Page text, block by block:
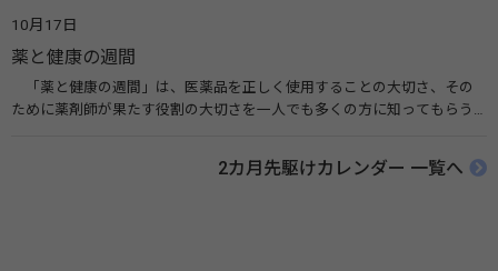
10月17日
薬と健康の週間
「薬と健康の週間」は、医薬品を正しく使用することの大切さ、その
ために薬剤師が果たす役割の大切さを一人でも多くの方に知ってもらう
伝えたい！薬との付き合い方」（保健指導リソースガイド）
2カ月先駆けカレンダー 一覧へ